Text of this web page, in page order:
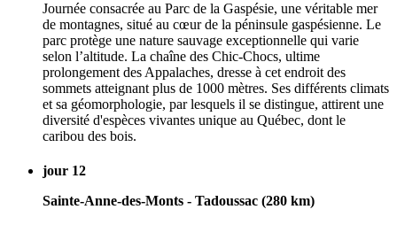
Journée consacrée au Parc de la Gaspésie, une véritable mer
de montagnes, situé au cœur de la péninsule gaspésienne. Le
parc protège une nature sauvage exceptionnelle qui varie
selon l’altitude. La chaîne des Chic-Chocs, ultime
prolongement des Appalaches, dresse à cet endroit des
sommets atteignant plus de 1000 mètres. Ses différents climats
et sa géomorphologie, par lesquels il se distingue, attirent une
diversité d'espèces vivantes unique au Québec, dont le
caribou des bois.
jour 12
Sainte-Anne-des-Monts - Tadoussac (280 km)